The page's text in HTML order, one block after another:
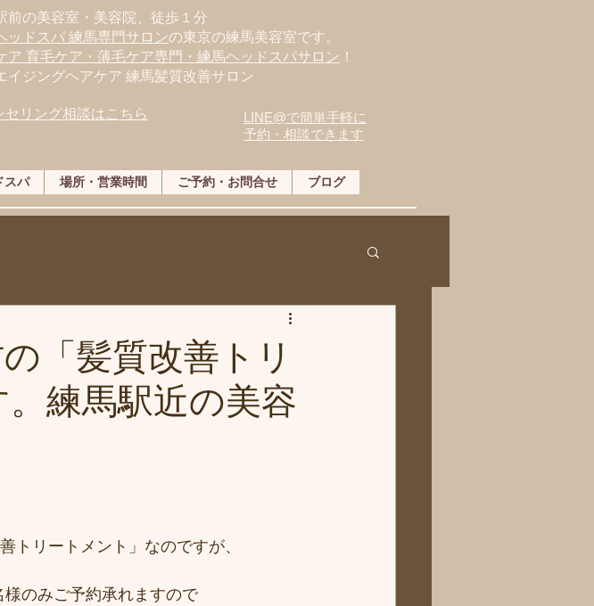
前の美容室・美容院、徒歩１分
ッドスパ 練馬専門サロンの東京の練馬美容室です。
ア 育毛ケア・薄毛ケア専門・練馬ヘッドスパサロン ！
イジングヘアケア 練馬髪質改善サロン
リング相談はこちら
LINE@で簡単手軽に
予約・相談できます
スパ 場所・営業時間 ご予約・お問合せ ブログ
「髪質改善トリ
練馬駅近の美容
トリートメント」なのですが、
のみご予約承れますので